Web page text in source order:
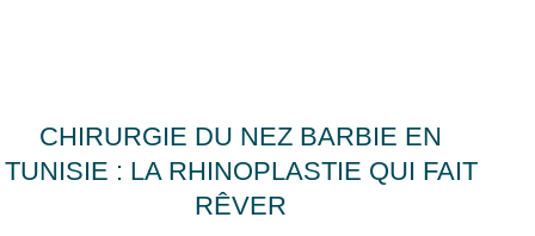
CHIRURGIE DU NEZ BARBIE EN
TUNISIE : LA RHINOPLASTIE QUI FAIT
RÊVER